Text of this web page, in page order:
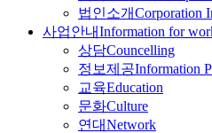
법인소개Corporation
사업안내Information for
상담Councelling
정보제공Information
교육Education
문화Culture
연대Network